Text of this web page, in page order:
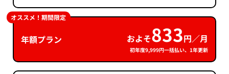
年額プラン およそ833円／月
初年度9,999円一括払い、1年更新
オススメ！期間限定